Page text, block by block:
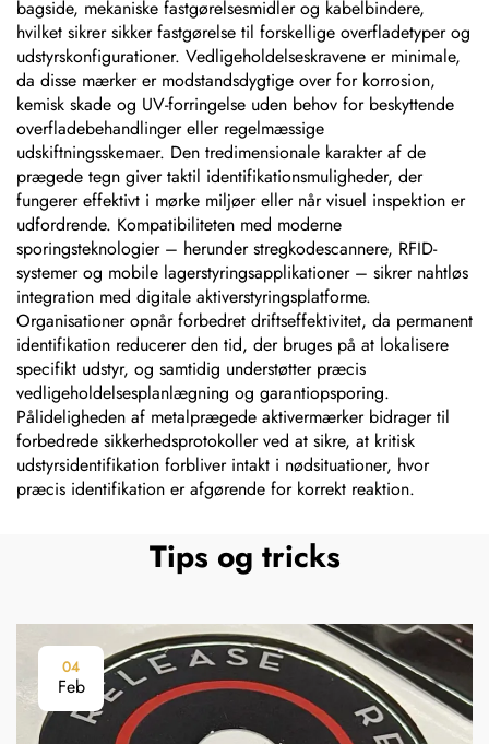
bagside, mekaniske fastgørelsesmidler og kabelbindere,
hvilket sikrer sikker fastgørelse til forskellige overfladetyper og
udstyrskonfigurationer. Vedligeholdelseskravene er minimale,
da disse mærker er modstandsdygtige over for korrosion,
kemisk skade og UV-forringelse uden behov for beskyttende
overfladebehandlinger eller regelmæssige
udskiftningsskemaer. Den tredimensionale karakter af de
prægede tegn giver taktil identifikationsmuligheder, der
fungerer effektivt i mørke miljøer eller når visuel inspektion er
udfordrende. Kompatibiliteten med moderne
sporingsteknologier – herunder stregkodescannere, RFID-
systemer og mobile lagerstyringsapplikationer – sikrer nahtløs
integration med digitale aktiverstyringsplatforme.
Organisationer opnår forbedret driftseffektivitet, da permanent
identifikation reducerer den tid, der bruges på at lokalisere
specifikt udstyr, og samtidig understøtter præcis
vedligeholdelsesplanlægning og garantiopsporing.
Pålideligheden af metalprægede aktivermærker bidrager til
forbedrede sikkerhedsprotokoller ved at sikre, at kritisk
udstyrsidentifikation forbliver intakt i nødsituationer, hvor
præcis identifikation er afgørende for korrekt reaktion.
Tips og tricks
04
Feb